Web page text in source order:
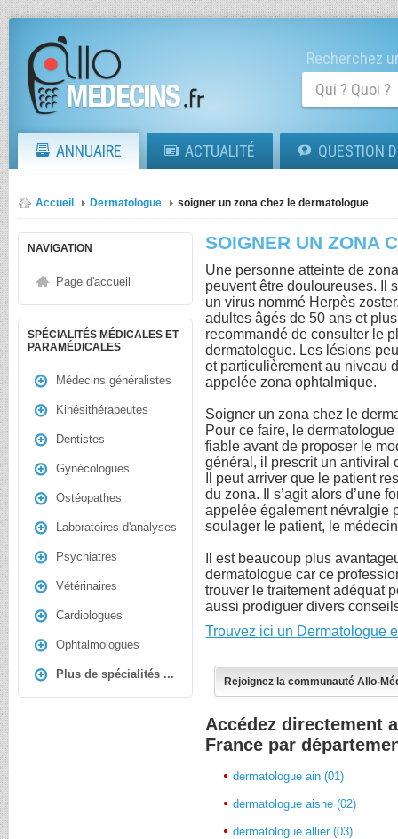
Recherchez
ANNUAIRE ACTUALITÉ QUESTION
Accueil Dermatologue soigner un zona chez le dermatologue
NAVIGATION
Page d'accueil
SPÉCIALITÉS MÉDICALES ET
PARAMÉDICALES
Médecins généralistes
Kinésithérapeutes
Dentistes
Gynécologues
Ostéopathes
Laboratoires d'analyses
Psychiatres
Vétérinaires
Cardiologues
Ophtalmologues
Plus de spécialités ...
SOIGNER UN ZONA
Une personne atteinte de
peuvent être douloureuses. Il
un virus nommé Herpès
adultes âgés de 50 ans et
recommandé de consulter le
dermatologue. Les lésions
et particulièrement au niveau
appelée zona ophtalmique.
Soigner un zona chez le
Pour ce faire, le
fiable avant de proposer le
général, il prescrit un antiviral
Il peut arriver que le patient
du zona. Il s’agit alors d’une
appelée également névralgie
soulager le patient, le
Il est beaucoup plus
dermatologue car ce
trouver le traitement adéquat
aussi prodiguer divers
Trouvez ici un Dermatologue
Rejoignez la communauté Allo-
Accédez directement
France par
dermatologue ain (01)
dermatologue aisne (02)
dermatologue allier (03)